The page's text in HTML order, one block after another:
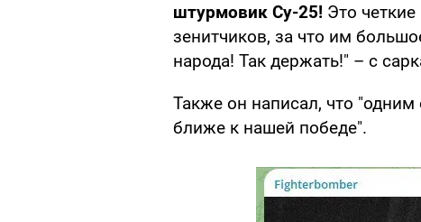
штурмовик Су-25! Это
зенитчиков, за что им
народа! Так держать!" – с
Также он написал, что
ближе к нашей победе".